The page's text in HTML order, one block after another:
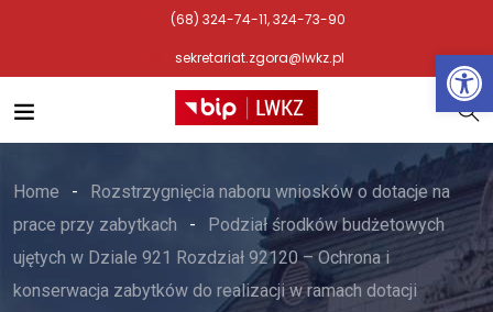
(68) 324-74-11, 324-73-90
sekretariat.zgora@lwkz.pl
Home
Rozstrzygnięcia naboru wniosków o dotacje na
prace przy zabytkach
Podział środków budżetowych
ujętych w Dziale 921 Rozdział 92120 – Ochrona i
konserwacja zabytków do realizacji w ramach dotacji